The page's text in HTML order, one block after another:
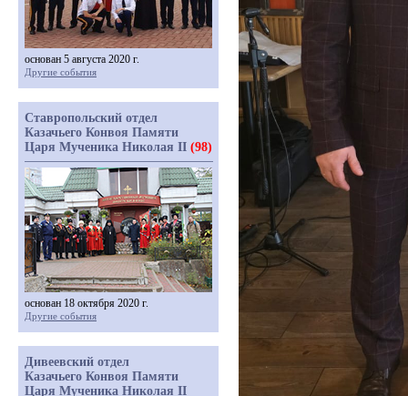
основан 5 августа 2020 г.
Другие события
Ставропольский отдел
Казачьего Конвоя Памяти
Царя Мученика Николая II (98)
основан 18 октября 2020 г.
Другие события
Дивеевский отдел
Казачьего Конвоя Памяти
Царя Мученика Николая II